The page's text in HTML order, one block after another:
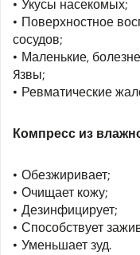
Укусы насекомых;
Поверхностное
сосудов;
Маленькие,
язвы;
Ревматические
Компресс из
Обезжиривает;
Очищает кожу;
Дезинфицирует;
Способствует
Уменьшает зуд.